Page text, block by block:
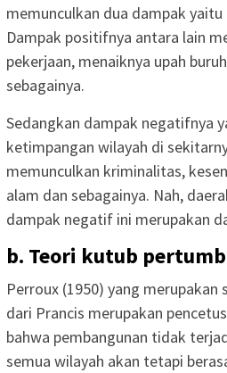
memunculkan dua dampak
Dampak positifnya antara lain
pekerjaan, menaiknya upah
sebagainya.
Sedangkan dampak negatifnya
ketimpangan wilayah di
memunculkan kriminalitas,
alam dan sebagainya. Nah,
dampak negatif ini merupakan
b. Teori kutub
Perroux (1950) yang merupakan
dari Prancis merupakan
bahwa pembangunan tidak
semua wilayah akan tetapi